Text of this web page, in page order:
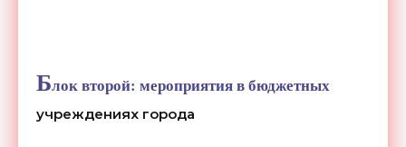
Блок второй: мероприятия в бюджетных
учреждениях города